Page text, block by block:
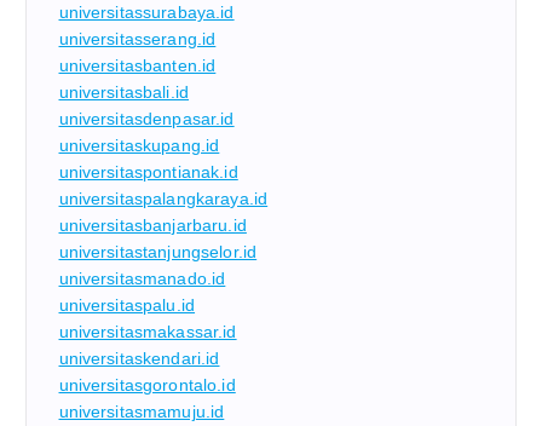
universitassurabaya.id
universitasserang.id
universitasbanten.id
universitasbali.id
universitasdenpasar.id
universitaskupang.id
universitaspontianak.id
universitaspalangkaraya.id
universitasbanjarbaru.id
universitastanjungselor.id
universitasmanado.id
universitaspalu.id
universitasmakassar.id
universitaskendari.id
universitasgorontalo.id
universitasmamuju.id